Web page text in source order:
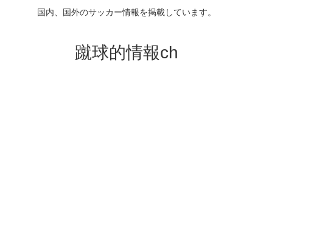
国内、国外のサッカー情報を掲載しています。
蹴球的情報ch